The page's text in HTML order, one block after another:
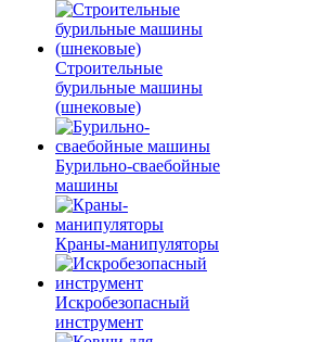
Строительные
бурильные машины
(шнековые)
Бурильно-сваебойные
машины
Краны-манипуляторы
Искробезопасный
инструмент